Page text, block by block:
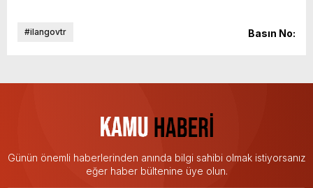
#ilangovtr Basın No:
Günün önemli haberlerinden anında bilgi sahibi olmak istiyorsanız
eğer haber bültenine üye olun.